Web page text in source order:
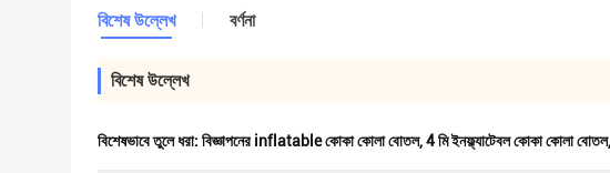
বিশেষ উল্লেখ বর্ণনা
বিশেষ উল্লেখ
বিশেষভাবে তুলে ধরা: বিজ্ঞাপনের inflatable কোকা কোলা বোতল,4 মি ইনফ্ল্যাটেবল কোকা কোলা বোতল,